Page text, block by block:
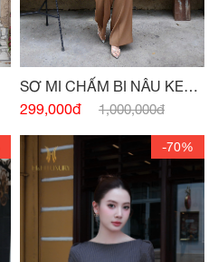
SƠ MI CHẤM BI NÂU KEM
PEPLUM
299,000đ 1,000,000đ
-70%